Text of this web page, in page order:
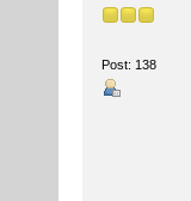
Post: 138